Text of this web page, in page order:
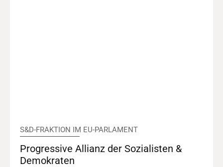
S&D-FRAKTION IM EU-PARLAMENT
Progressive Allianz der Sozialisten &
Demokraten